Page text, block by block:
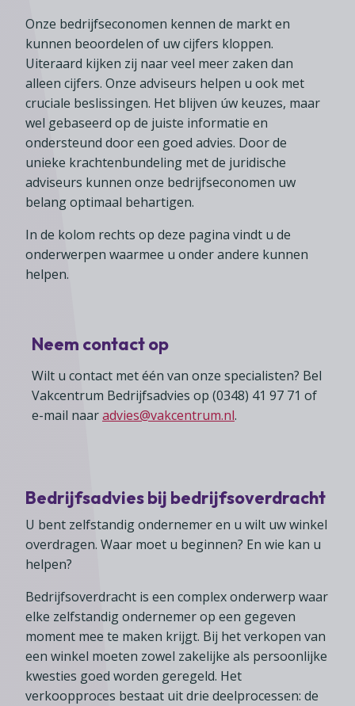
Agenda
Contact
Inloggen
Zoeken
Zoetwarenwinkels
Speelgoed, hobby- en feestartikelen
Branchecijfers
Tarieven en voorwaarden
Kennis & inspiratie
Ledenvoordeel
Publicatieoverzicht
Besturen
Statuten
Ons team
Vacatures
Partners
Jaarverslag
Pers
Agenda
Onze bedrijfseconomen kennen de markt en
kunnen beoordelen of uw cijfers kloppen.
Uiteraard kijken zij naar veel meer zaken dan
alleen cijfers. Onze adviseurs helpen u ook met
cruciale beslissingen. Het blijven úw keuzes, maar
wel gebaseerd op de juiste informatie en
ondersteund door een goed advies. Door de
unieke krachtenbundeling met de juridische
adviseurs kunnen onze bedrijfseconomen uw
belang optimaal behartigen.
In de kolom rechts op deze pagina vindt u de
onderwerpen waarmee u onder andere kunnen
helpen.
Neem contact op
Wilt u contact met één van onze specialisten? Bel
Vakcentrum Bedrijfsadvies op (0348) 41 97 71 of
e-mail naaradvies@vakcentrum.nl.
Bedrijfsadvies bij bedrijfsoverdracht
U bent zelfstandig ondernemer en u wilt uw winkel
overdragen. Waar moet u beginnen? En wie kan u
helpen?
Bedrijfsoverdracht is een complex onderwerp waar
elke zelfstandig ondernemer op een gegeven
moment mee te maken krijgt. Bij het verkopen van
een winkel moeten zowel zakelijke als persoonlijke
kwesties goed worden geregeld. Het
verkoopproces bestaat uit drie deelprocessen: de